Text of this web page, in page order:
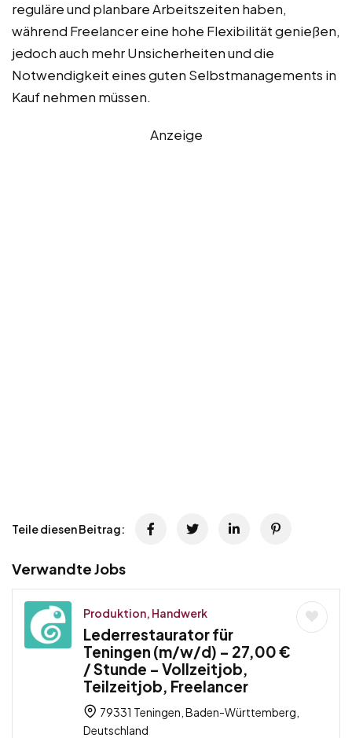
reguläre und planbare Arbeitszeiten haben,
während Freelancer eine hohe Flexibilität genießen,
jedoch auch mehr Unsicherheiten und die
Notwendigkeit eines guten Selbstmanagements in
Kauf nehmen müssen.
Anzeige
Teile diesen Beitrag:
Verwandte Jobs
Produktion, Handwerk
Lederrestaurator für
Teningen (m/w/d) – 27,00 €
/ Stunde – Vollzeitjob,
Teilzeitjob, Freelancer
79331 Teningen, Baden-Württemberg,
Deutschland